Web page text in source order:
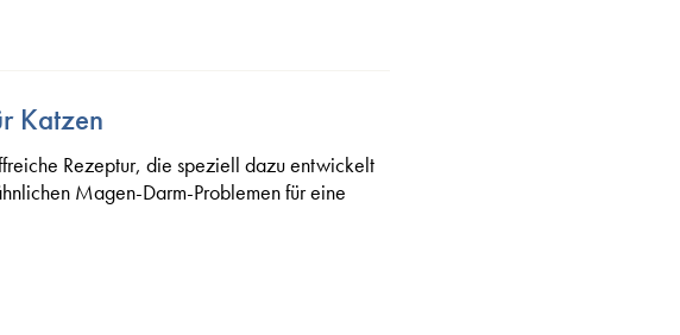
Katzen
Rezeptur, die speziell dazu entwickelt
Magen-Darm-Problemen für eine